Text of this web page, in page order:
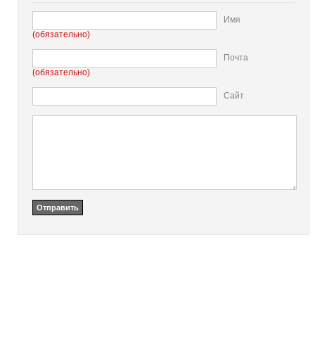
Имя
(обязательно)
Почта
(обязательно)
Сайт